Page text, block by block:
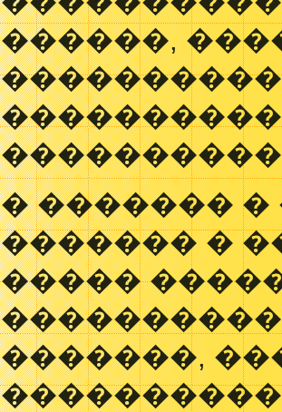
������,
� �������
������� �
�����
�������,